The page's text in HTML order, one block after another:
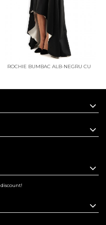
ROCHIE BUMBAC ALB-NEGRU CU
discount!